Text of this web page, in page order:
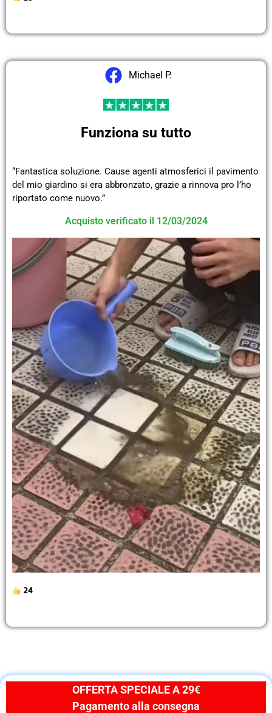
Michael P.
Funziona su tutto
“Fantastica soluzione. Cause agenti atmosferici il pavimento
del mio giardino si era abbronzato, grazie a rinnova pro l’ho
riportato come nuovo.”
Acquisto verificato il 12/03/2024
24
OFFERTA SPECIALE A 29€
Pagamento alla consegna